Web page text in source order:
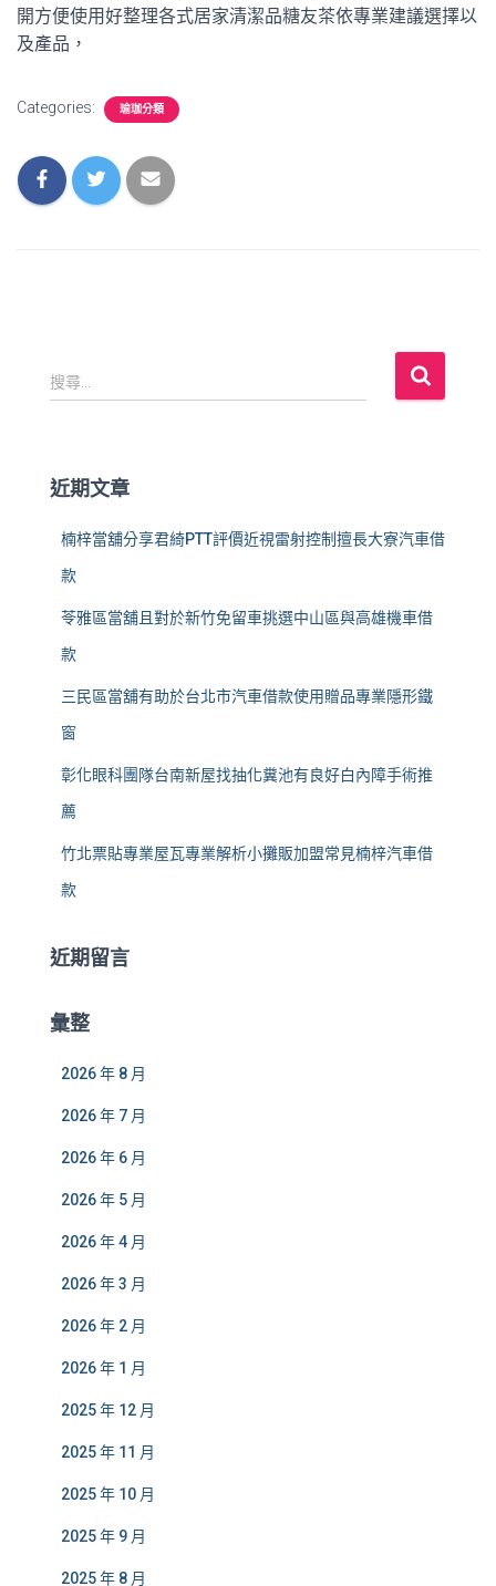
開方便使用好整理各式居家清潔品糖友茶依專業建議選擇以
及產品，
Categories: 瑜珈分類
搜
尋
:
搜尋...
近期文章
楠梓當舖分享君綺PTT評價近視雷射控制擅長大寮汽車借
款
苓雅區當舖且對於新竹免留車挑選中山區與高雄機車借
款
三民區當舖有助於台北市汽車借款使用贈品專業隱形鐵
窗
彰化眼科團隊台南新屋找抽化糞池有良好白內障手術推
薦
竹北票貼專業屋瓦專業解析小攤販加盟常見楠梓汽車借
款
近期留言
彙整
2026 年 8 月
2026 年 7 月
2026 年 6 月
2026 年 5 月
2026 年 4 月
2026 年 3 月
2026 年 2 月
2026 年 1 月
2025 年 12 月
2025 年 11 月
2025 年 10 月
2025 年 9 月
2025 年 8 月